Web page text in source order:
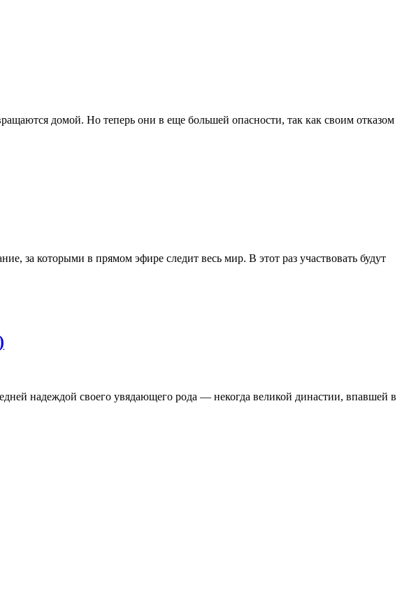
домой. Но теперь они в еще большей опасности, так как своим отказом
за которыми в прямом эфире следит весь мир. В этот раз участвовать будут
надеждой своего увядающего рода — некогда великой династии, впавшей в